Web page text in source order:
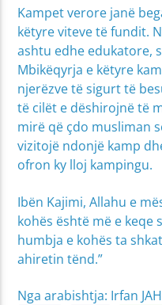
Kampet verore janë
këtyre viteve të fundit.
ashtu edhe edukatore,
Mbikëqyrja e këtyre
njerëzve të sigurt të
të cilët e dëshirojnë të
mirë që çdo musliman
vizitojë ndonjë kamp
ofron ky lloj kampingu.
Ibën Kajimi, Allahu e
kohës është më e keqe
humbja e kohës ta
ahiretin tënd.”
Nga arabishtja: Irfan